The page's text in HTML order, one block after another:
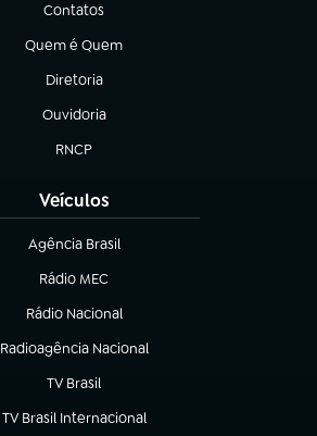
Contatos
(abre em nova aba)
Quem é Quem
(abre em nova aba)
Diretoria
(abre em nova aba)
Ouvidoria
(abre em nova aba)
RNCP
(abre em nova aba)
Veículos
Agência Brasil
(abre em nova aba)
Rádio MEC
(abre em nova aba)
Rádio Nacional
Radioagência Nacional
(abre em nova aba)
TV Brasil
(abre em nova aba)
TV Brasil Internacional
(abre em nova aba)